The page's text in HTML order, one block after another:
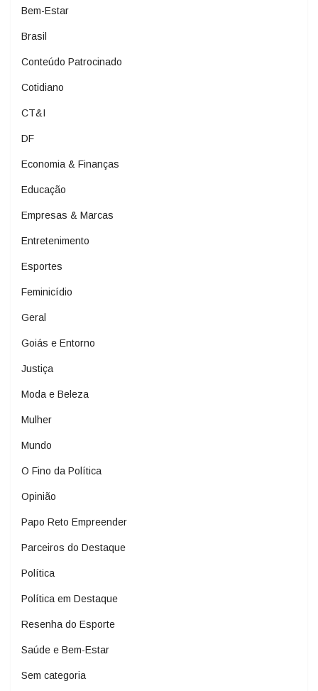
Bem-Estar
Brasil
Conteúdo Patrocinado
Cotidiano
CT&I
DF
Economia & Finanças
Educação
Empresas & Marcas
Entretenimento
Esportes
Feminicídio
Geral
Goiás e Entorno
Justiça
Moda e Beleza
Mulher
Mundo
O Fino da Política
Opinião
Papo Reto Empreender
Parceiros do Destaque
Política
Política em Destaque
Resenha do Esporte
Saúde e Bem-Estar
Sem categoria